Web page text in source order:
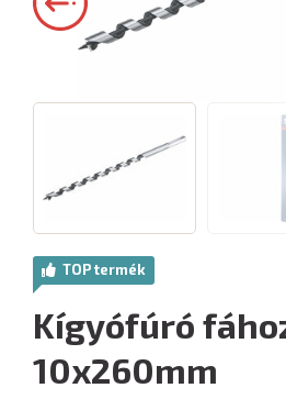
TOP termék
Kígyófúró
10x260mm